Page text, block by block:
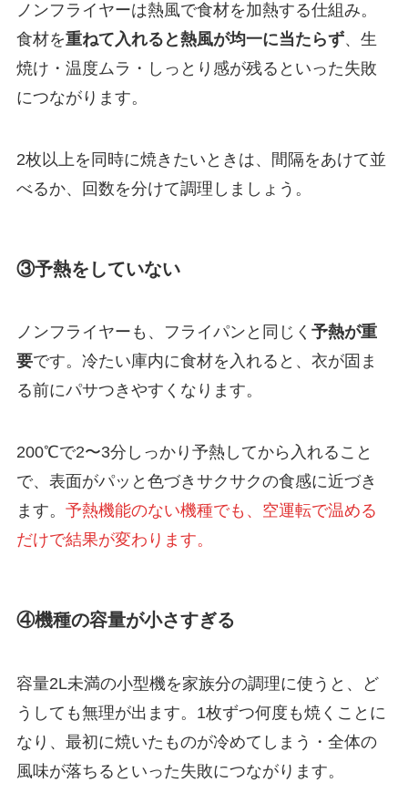
ノンフライヤーは熱風で食材を加熱する仕組み。
食材を重ねて入れると熱風が均一に当たらず、生
焼け・温度ムラ・しっとり感が残るといった失敗
につながります。
2枚以上を同時に焼きたいときは、間隔をあけて並
べるか、回数を分けて調理しましょう。
③予熱をしていない
ノンフライヤーも、フライパンと同じく 予熱が重
要です。冷たい庫内に食材を入れると、衣が固ま
る前にパサつきやすくなります。
200℃で2〜3分しっかり予熱してから入れること
で、表面がパッと色づきサクサクの食感に近づき
ます。 予熱機能のない機種でも、空運転で温める
だけで結果が変わります。
④機種の容量が小さすぎる
容量2L未満の小型機を家族分の調理に使うと、ど
うしても無理が出ます。1枚ずつ何度も焼くことに
なり、最初に焼いたものが冷めてしまう・全体の
風味が落ちるといった失敗につながります。